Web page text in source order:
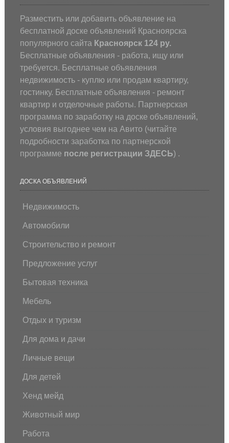
Разместить или добавить объявление на
бесплатной доске объявлений Красноярска
популярного сайта Красноярск 124 ру.
Бесплатные объявления - работа, ищу или
требуется. Бесплатные объявления
недвижимость - куплю или продам квартиру,
гостинку. Бесплатные объявления - ремонт
квартир и отделочные работы. Партнерская
программа по заработку на доске объявлений,
условия выгоднее чем на Авито (читайте
подробности заработка по партнерской
программе после регистрации ЗДЕСЬ) .
ДОСКА ОБЪЯВЛЕНИЙ
Недвижимость
Автомобили
Строительство и ремонт
Предложение услуг
Бытовая техника
Мебель
Отдых и туризм
Для дома и дачи
Личные вещи
Для детей
Хенд мейд
Животный мир
Работа